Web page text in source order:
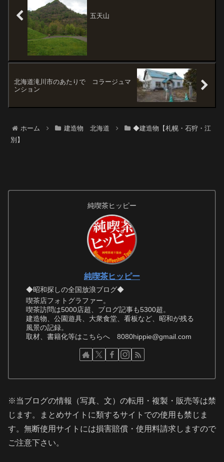
五天山
北海道滝川市のあたりで コラージュマ
ンション
ホーム 建造物 北海道
◆建造物【札幌・石狩・江
別】
純喫茶ヒッピー
純喫茶ヒッピー
◆昭和探しの全国放浪ブログ◆
喫茶店フォトグラファー。
喫茶訪問は5000店超、ブログ記事も5300超。
建造物、公園遊具、大衆食堂、看板など、昭和が残る
風景の記録。
取材、書籍化等はこちらへ 8080hippie@gmail.com
※当ブログの情報（写真、文）の転用・複製・販売等は禁
じます。まとめサイトに類するサイトでの使用も禁じま
す。無断使用サイトには損害賠償・使用料請求しますので
ご注意下さい。